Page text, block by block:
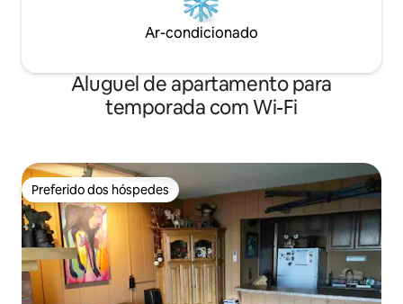
Ar-condicionado
Aluguel de apartamento para
temporada com Wi-Fi
Preferido dos hóspedes
Preferido dos hóspedes